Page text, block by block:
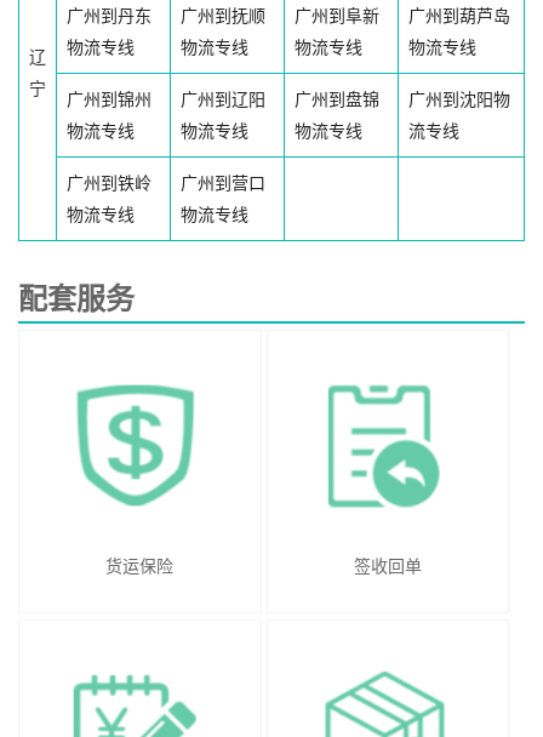
辽
宁
广州到丹东
物流专线
广州到抚顺
物流专线
广州到阜新
物流专线
广州到葫芦岛
物流专线
广州到锦州
物流专线
广州到辽阳
物流专线
广州到盘锦
物流专线
广州到沈阳物
流专线
广州到铁岭
物流专线
广州到营口
物流专线
配套服务
货运保险 签收回单